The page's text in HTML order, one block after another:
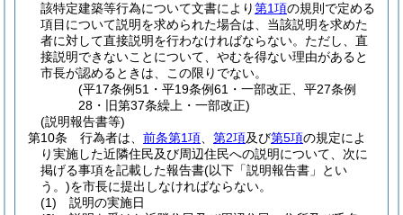
該特定建築等行為について文書により第1項の規則で定める
項目について説明を求められた場合は、当該説明を求めた
者に対して直接説明を行わなければならない。 ただし、直
接説明できないことについて、やむを得ない理由があると
市長が認めるときは、この限りでない。
(平17条例51・平19条例61・一部改正、平27条例
28・旧第37条繰上・一部改正)
(説明報告書等)
第10条
行為者は、 前条第1項 第2項及び第5項の規定によ
り実施した近隣住民及び周辺住民への説明について、次に
掲げる事項を記載した報告書(以下「説明報告書」とい
う。)を市長に提出しなければならない。
(1)
説明の実施日